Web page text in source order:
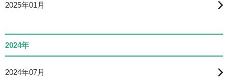
2025年01月
2024年
2024年07月